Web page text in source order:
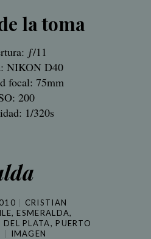
la toma
ƒ/11
NIKON D40
focal: 75mm
200
1/320s
CRISTIAN
,ESMERALDA,
DEL PLATA,PUERTO
IMAGEN